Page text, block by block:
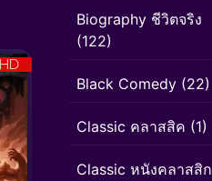
Biography ชีวิตจริง
(122)
Black Comedy (22)
Classic คลาสสิค (1)
Classic หนังคลาสสิก